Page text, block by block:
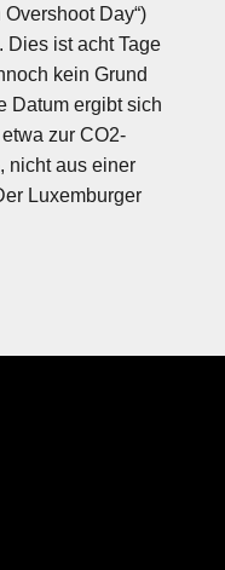
Day“)
Dies ist acht Tage
kein Grund
Datum ergibt sich
zur CO2-
nicht aus einer
Luxemburger